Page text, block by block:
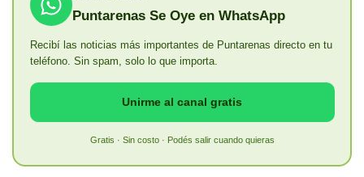
Puntarenas Se Oye en WhatsApp
Recibí las noticias más importantes de Puntarenas directo en tu
teléfono. Sin spam, solo lo que importa.
Unirme al canal gratis
Gratis · Sin costo · Podés salir cuando quieras